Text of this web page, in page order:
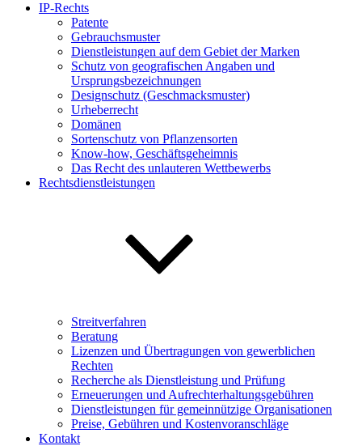
IP-Rechts
Patente
Gebrauchsmuster
Dienstleistungen auf dem Gebiet der Marken
Schutz von geografischen Angaben und
Ursprungsbezeichnungen
Designschutz (Geschmacksmuster)
Urheberrecht
Domänen
Sortenschutz von Pflanzensorten
Know-how, Geschäftsgeheimnis
Das Recht des unlauteren Wettbewerbs
Rechtsdienstleistungen
Streitverfahren
Beratung
Lizenzen und Übertragungen von gewerblichen
Rechten
Recherche als Dienstleistung und Prüfung
Erneuerungen und Aufrechterhaltungsgebühren
Dienstleistungen für gemeinnützige Organisationen
Preise, Gebühren und Kostenvoranschläge
Kontakt